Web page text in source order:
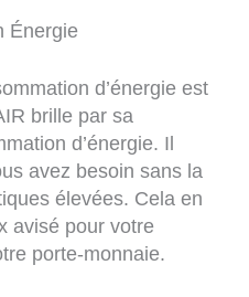
Énergie
d’énergie est
brille par sa
d’énergie. Il
avez besoin sans la
élevées. Cela en
avisé pour votre
porte-monnaie.